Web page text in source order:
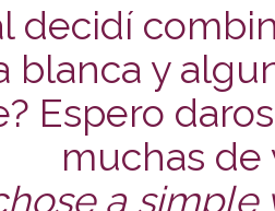
decidí
blanca y
Espero
muchas de
a